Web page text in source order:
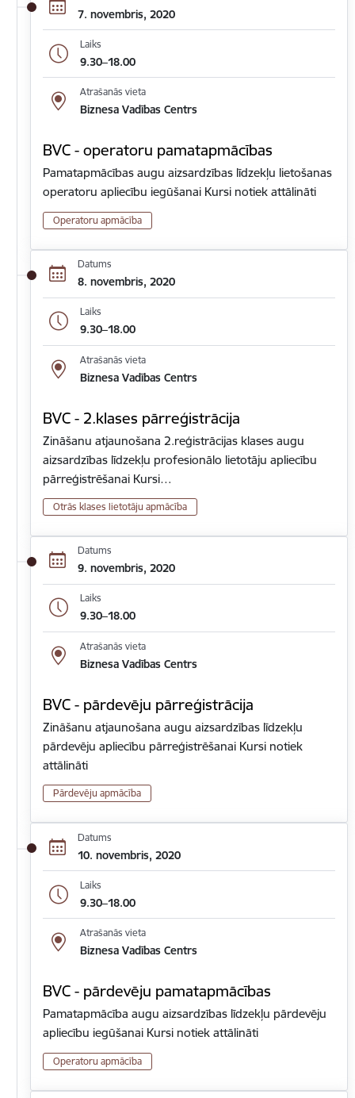
7. novembris, 2020
Laiks
9.30–18.00
Atrašanās vieta
Biznesa Vadības Centrs
BVC - operatoru pamatapmācības
Pamatapmācības augu aizsardzības līdzekļu lietošanas
operatoru apliecību iegūšanai Kursi notiek attālināti
Operatoru apmācība
Datums
8. novembris, 2020
Laiks
9.30–18.00
Atrašanās vieta
Biznesa Vadības Centrs
BVC - 2.klases pārreģistrācija
Zināšanu atjaunošana 2.reģistrācijas klases augu
aizsardzības līdzekļu profesionālo lietotāju apliecību
pārreģistrēšanai Kursi…
Otrās klases lietotāju apmācība
Datums
9. novembris, 2020
Laiks
9.30–18.00
Atrašanās vieta
Biznesa Vadības Centrs
BVC - pārdevēju pārreģistrācija
Zināšanu atjaunošana augu aizsardzības līdzekļu
pārdevēju apliecību pārreģistrēšanai Kursi notiek
attālināti
Pārdevēju apmācība
Datums
10. novembris, 2020
Laiks
9.30–18.00
Atrašanās vieta
Biznesa Vadības Centrs
BVC - pārdevēju pamatapmācības
Pamatapmācība augu aizsardzības līdzekļu pārdevēju
apliecību iegūšanai Kursi notiek attālināti
Operatoru apmācība